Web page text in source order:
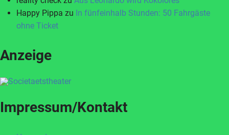
Happy Pippa zu In fünfeinhalb Stunden: 50 Fahrgäste
ohne Ticket
Anzeige
Impressum/Kontakt